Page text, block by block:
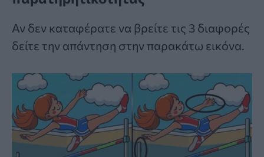
Αν δεν καταφέρατε να βρείτε τις 3 διαφορές
δείτε την απάντηση στην παρακάτω εικόνα.